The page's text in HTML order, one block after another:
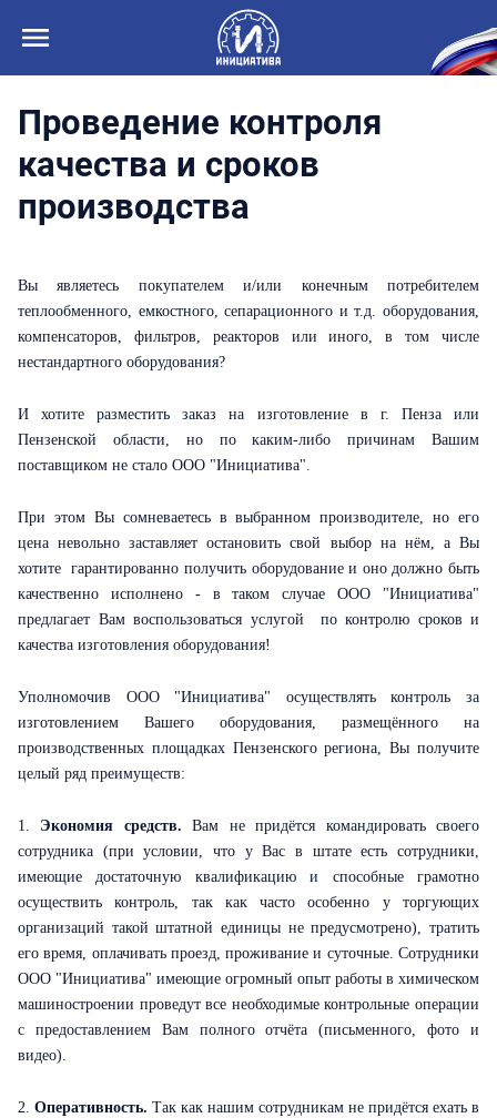
Проведение контроля
качества и сроков
производства
Вы являетесь покупателем и/или конечным потребителем
теплообменного, емкостного, сепарационного и т.д. оборудования,
компенсаторов, фильтров, реакторов или иного, в том числе
нестандартного оборудования?
И хотите разместить заказ на изготовление в г. Пенза или
Пензенской области, но по каким-либо причинам Вашим
поставщиком не стало ООО "Инициатива".
При этом Вы сомневаетесь в выбранном производителе, но его
цена невольно заставляет остановить свой выбор на нём, а Вы
хотите гарантированно получить оборудование и оно должно быть
качественно исполнено - в таком случае ООО "Инициатива"
предлагает Вам воспользоваться услугой по контролю сроков и
качества изготовления оборудования!
Уполномочив ООО "Инициатива" осуществлять контроль за
изготовлением Вашего оборудования, размещённого на
производственных площадках Пензенского региона, Вы получите
целый ряд преимуществ:
1. Экономия средств.Вам не придётся командировать своего
сотрудника (при условии, что у Вас в штате есть сотрудники,
имеющие достаточную квалификацию и способные грамотно
осуществить контроль, так как часто особенно у торгующих
организаций такой штатной единицы не предусмотрено), тратить
его время, оплачивать проезд, проживание и суточные. Сотрудники
ООО "Инициатива" имеющие огромный опыт работы в химическом
машиностроении проведут все необходимые контрольные операции
с предоставлением Вам полного отчёта (письменного, фото и
видео).
2. Оперативность. Так как нашим сотрудникам не придётся ехать в